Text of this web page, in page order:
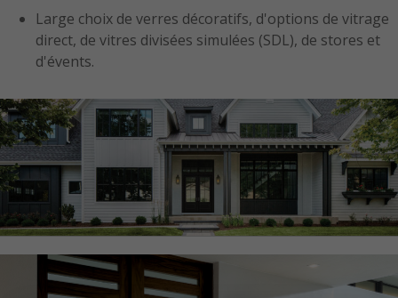
Large choix de verres décoratifs, d'options de vitrage
direct, de vitres divisées simulées (SDL), de stores et
d'évents.